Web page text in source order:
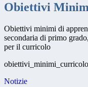
Obiettivi
Obiettivi minimi di
secondaria di primo
per il curricolo
Notizie